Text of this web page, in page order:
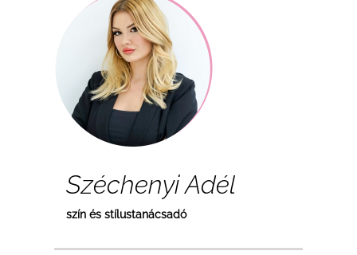
Széchenyi Adél
szín és stílustanácsadó